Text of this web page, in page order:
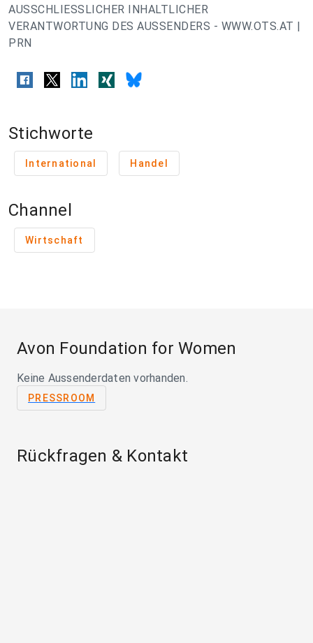
AUSSCHLIESSLICHER INHALTLICHER
VERANTWORTUNG DES AUSSENDERS - WWW.OTS.AT |
PRN
Stichworte
International Handel
Channel
Wirtschaft
Avon Foundation for Women
Keine Aussenderdaten vorhanden.
PRESSROOM
Rückfragen & Kontakt